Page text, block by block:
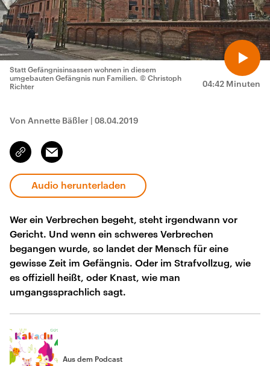
04:42 Minuten
Statt Gefängnisinsassen wohnen in diesem
umgebauten Gefängnis nun Familien. © Christoph
Richter
Von Annette Bäßler | 08.04.2019
Link
kopieren/teilen
Email
Audio herunterladen
Wer ein Verbrechen begeht, steht irgendwann vor
Gericht. Und wenn ein schweres Verbrechen
begangen wurde, so landet der Mensch für eine
gewisse Zeit im Gefängnis. Oder im Strafvollzug, wie
es offiziell heißt, oder Knast, wie man
umgangssprachlich sagt.
Aus dem Podcast